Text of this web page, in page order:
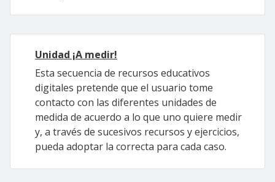
Unidad ¡A medir!
Esta secuencia de recursos educativos
digitales pretende que el usuario tome
contacto con las diferentes unidades de
medida de acuerdo a lo que uno quiere medir
y, a través de sucesivos recursos y ejercicios,
pueda adoptar la correcta para cada caso.